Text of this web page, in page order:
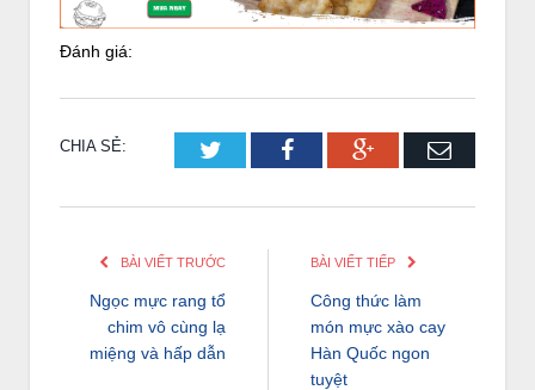
Đánh giá:
CHIA SẺ: TwitterFacebookGoogle+Email
BÀI VIẾT TRƯỚC
Ngọc mực rang tổ
chim vô cùng lạ
miệng và hấp dẫn
BÀI VIẾT TIẾP
Công thức làm
món mực xào cay
Hàn Quốc ngon
tuyệt